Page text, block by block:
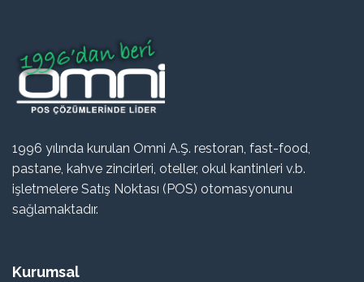
1996 yılında kurulan Omni A.Ş. restoran, fast-food,
pastane, kahve zincirleri, oteller, okul kantinleri v.b.
işletmelere Satış Noktası (POS) otomasyonunu
sağlamaktadır.
Kurumsal